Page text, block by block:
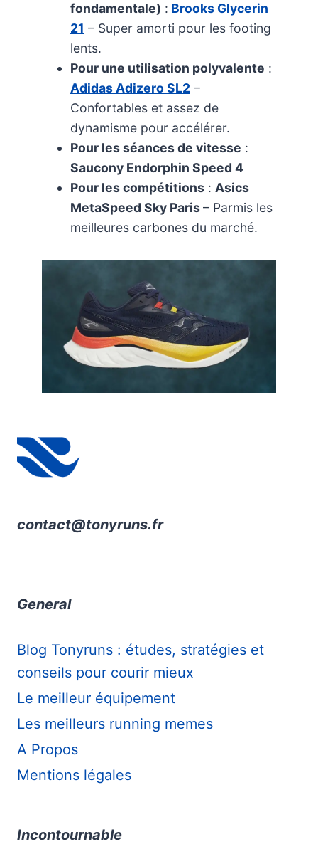
fondamentale) : Brooks Glycerin
21 – Super amorti pour les footing
lents.
Pour une utilisation polyvalente :
Adidas Adizero SL2 –
Confortables et assez de
dynamisme pour accélérer.
Pour les séances de vitesse :
Saucony Endorphin Speed 4
Pour les compétitions : Asics
MetaSpeed Sky Paris– Parmis les
meilleures carbones du marché.
contact@tonyruns.fr
General
Blog Tonyruns : études, stratégies et
conseils pour courir mieux
Le meilleur équipement
Les meilleurs running memes
A Propos
Mentions légales
Incontournable